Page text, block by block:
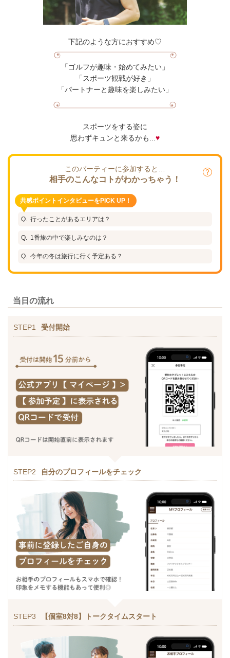
下記のような方におすすめ♡
「ゴルフが趣味・始めてみたい」
「スポーツ観戦が好き」
「パートナーと趣味を楽しみたい」
スポーツをする姿に
思わずキュンと来るかも... ♥
このパーティーに参加すると…
相手のこんなコトがわかっちゃう！
共感ポイントインタビューをPICK UP！
行ったことがあるエリアは？
1番旅の中で楽しみなのは？
今年の冬は旅行に行く予定ある？
当日の流れ
STEP1 受付開始
STEP2 自分のプロフィールをチェック
STEP3 【個室8対8】トークタイムスタート